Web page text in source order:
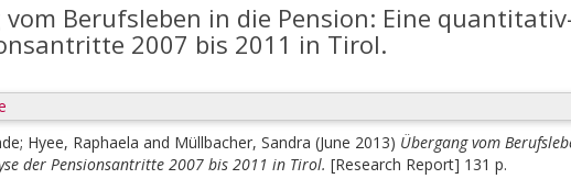
vom Berufsleben in die Pension: Eine
2007 bis 2011 in Tirol.
; Hyee, Raphaela and Müllbacher, Sandra (June 2013) Übergang vom
der Pensionsantritte 2007 bis 2011 in Tirol. [Research Report] 131 p.